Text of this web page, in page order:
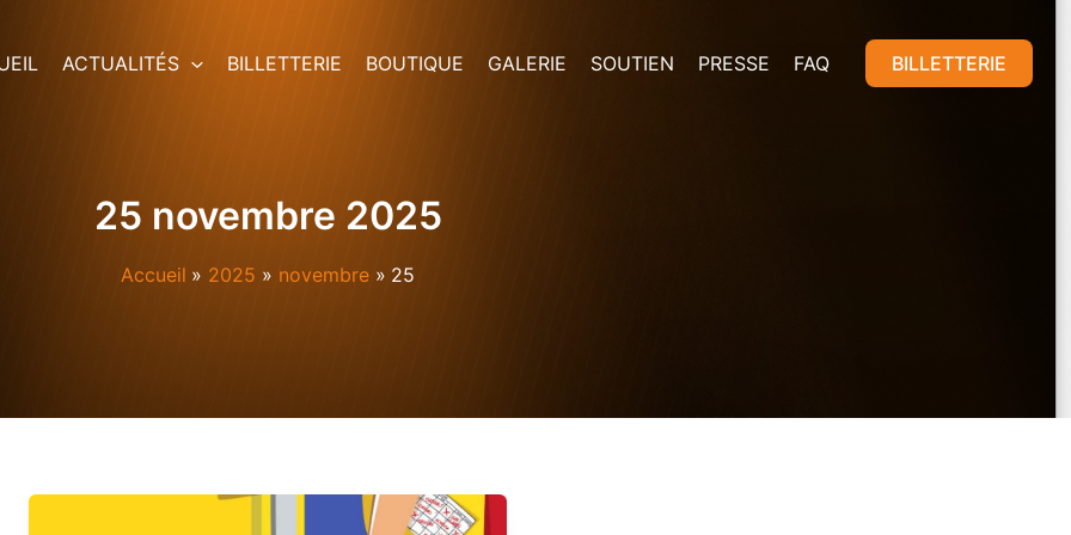
ACTUALITÉS BILLETTERIE BOUTIQUE GALERIE SOUTIEN PRESSE FAQ BILLETTERIE
25 novembre 2025
Accueil 2025 novembre 25